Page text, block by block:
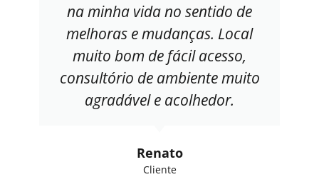
na minha vida no sentido de
melhoras e mudanças. Local
muito bom de fácil acesso,
consultório de ambiente muito
agradável e acolhedor.
Renato
Cliente